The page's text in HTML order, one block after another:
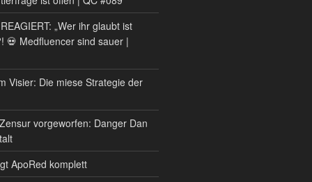
„Wer ihr glaubt ist
💀 Medfluencer sind sauer |
Visier: Die miese Strategie der
vorgeworfen: Danger Dan
ApoRed komplett